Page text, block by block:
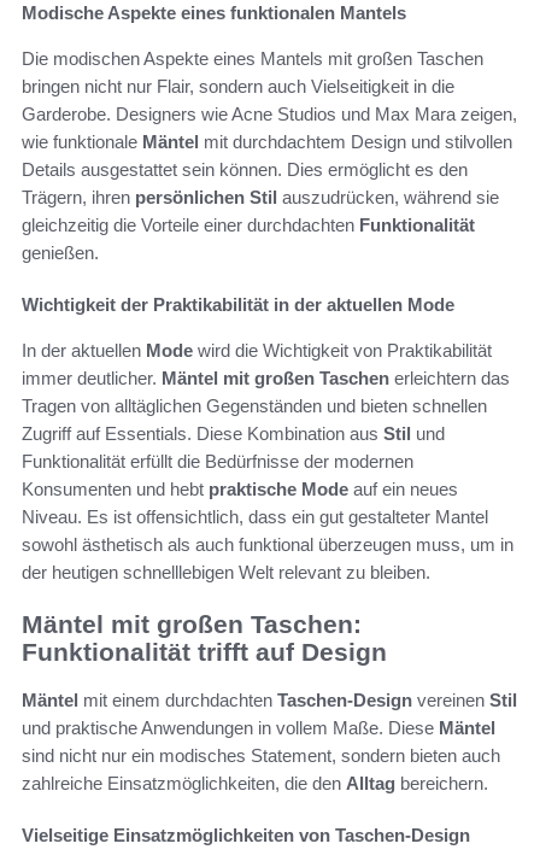
Modische Aspekte eines funktionalen Mantels
Die modischen Aspekte eines Mantels mit großen Taschen
bringen nicht nur Flair, sondern auch Vielseitigkeit in die
Garderobe. Designers wie Acne Studios und Max Mara zeigen,
wie funktionale Mäntel mit durchdachtem Design und stilvollen
Details ausgestattet sein können. Dies ermöglicht es den
Trägern, ihren persönlichen Stil auszudrücken, während sie
gleichzeitig die Vorteile einer durchdachten Funktionalität
genießen.
Wichtigkeit der Praktikabilität in der aktuellen Mode
In der aktuellen Mode wird die Wichtigkeit von Praktikabilität
immer deutlicher. Mäntel mit großen Taschen erleichtern das
Tragen von alltäglichen Gegenständen und bieten schnellen
Zugriff auf Essentials. Diese Kombination aus Stil und
Funktionalität erfüllt die Bedürfnisse der modernen
Konsumenten und hebt praktische Mode auf ein neues
Niveau. Es ist offensichtlich, dass ein gut gestalteter Mantel
sowohl ästhetisch als auch funktional überzeugen muss, um in
der heutigen schnelllebigen Welt relevant zu bleiben.
Mäntel mit großen Taschen:
Funktionalität trifft auf Design
Mäntel mit einem durchdachten Taschen-Design vereinen Stil
und praktische Anwendungen in vollem Maße. Diese Mäntel
sind nicht nur ein modisches Statement, sondern bieten auch
zahlreiche Einsatzmöglichkeiten, die den Alltag bereichern.
Vielseitige Einsatzmöglichkeiten von Taschen-Design